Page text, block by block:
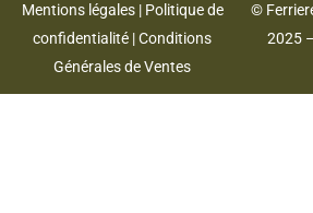
Mentions légales| Politique de
confidentialité |Conditions
Générales de Ventes
©
2025